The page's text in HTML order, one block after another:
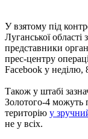
У взятому під
Луганської області
представники
прес-центру
Facebook у неділю,
Також у штабі
Золотого-4 можуть
територію у
не у всіх.